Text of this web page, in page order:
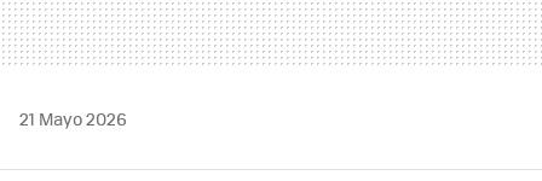
21 Mayo 2026